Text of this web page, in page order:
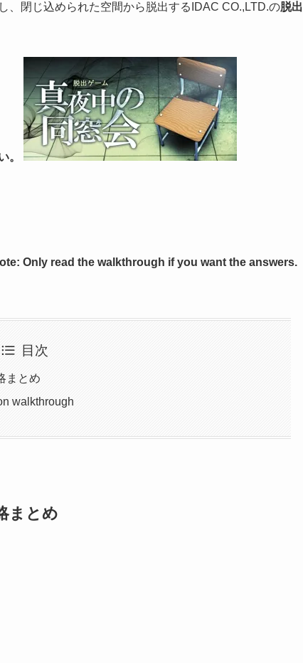
、閉じ込められた空間から脱出するIDAC CO.,LTD.の脱出
。
Only read the walkthrough if you want the answers.
目次
まとめ
walkthrough
まとめ